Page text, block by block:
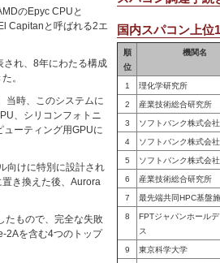
のEpyc CPUと
Capitanと呼ばれる2エ
れ、8年にわたる構成
。
当時、このシステムに
、シリコンフォトニ
ーティング用GPUに
向けに特別に設計され
き換えた後、Aurora
たもので、完全な失敗
2Aを含む4つのトップ
国内スパコン上位
順
位
機関名
1 理化学研究所
2 産業技術総合研究所
3 ソフトバンク株式会社
4 ソフトバンク株式会社
5 ソフトバンク株式会社
6 産業技術総合研究所
7 最先端共同HPC基盤
8
FPTジャパンホール
ス
9 東京科学大学